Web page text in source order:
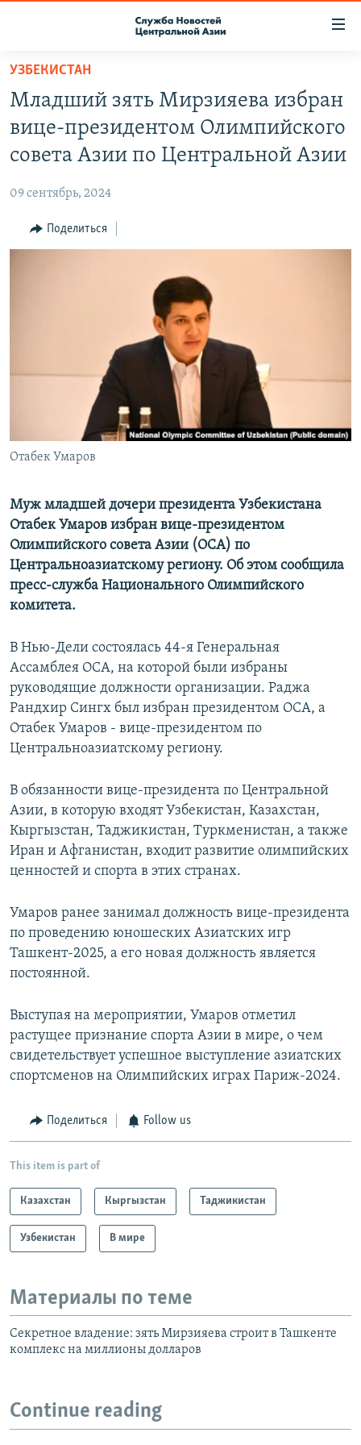
Вернуться
основному
содержанию
главной
навигации
Вернутся
ПОДПИСКА
КОНТАКТЫ
НАСТОЯЩЕЕ ВРЕМЯ
МИГРАНТ МЕДИА
УЗБЕКИСТАН
Младший зять Мирзияева избран
вице-президентом Олимпийского
совета Азии по Центральной Азии
09 сентябрь, 2024
Поделиться
Отабек Умаров
Муж младшей дочери президента Узбекистана
Отабек Умаров избран вице-президентом
Олимпийского совета Азии (ОСА) по
Центральноазиатскому региону. Об этом сообщила
пресс-служба Национального Олимпийского
комитета.
В Нью-Дели состоялась 44-я Генеральная
Ассамблея ОСА, на которой были избраны
руководящие должности организации. Раджа
Рандхир Сингх был избран президентом ОСА, а
Отабек Умаров - вице-президентом по
Центральноазиатскому региону.
В обязанности вице-президента по Центральной
Азии, в которую входят Узбекистан, Казахстан,
Кыргызстан, Таджикистан, Туркменистан, а также
Иран и Афганистан, входит развитие олимпийских
ценностей и спорта в этих странах.
Умаров ранее занимал должность вице-президента
по проведению юношеских Азиатских игр
Ташкент-2025, а его новая должность является
постоянной.
Выступая на мероприятии, Умаров отметил
растущее признание спорта Азии в мире, о чем
свидетельствует успешное выступление азиатских
спортсменов на Олимпийских играх Париж-2024.
Поделиться Follow us
This item is part of
Казахстан Кыргызстан Таджикистан
Узбекистан В мире
Материалы по теме
Секретное владение: зять Мирзияева строит в Ташкенте
комплекс на миллионы долларов
Continue reading